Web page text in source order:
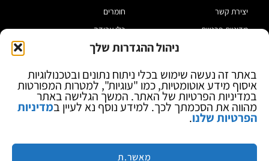
ניהול ההגדרות שלך
באתר זה נעשה שימוש בכלי ניתוח נתונים ובטכנולוגיות
איסוף מידע אוטומטיות, כמו "עוגיות", למטרות המפורטות
במדיניות הפרטיות של האתר. המשך הגלישה באתר
מהווה את הסכמתך לכך. למידע נוסף נא לעיין במדיניות
הפרטיות שלנו.
מאשר.ת
יצירת קשר
מדיניות פרטיות
בלוג
חומרים
כלי עבודה
מוצרי הלחמה
ספקי כח ומודדים
ציוד אופטי להגדלה
מותגים